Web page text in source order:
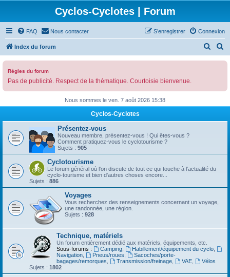
Cyclos-Cyclotes | Forum
FAQ Nous contacter Connexion
S’enregistrer
Index du forum
r
c
r
r
c
r
Règles du forum
Pas de publicité. Respect de la thématique. Courtoisie bienvenue.
Nous sommes le ven. 7 août 2026 15:38
Cyclos-Cyclotes
Présentez-vous
Nouveau membre, présentez-vous ! Qui êtes-vous ?
Comment pratiquez-vous le cyclotourisme ?
Sujets : 905
Cyclotourisme
Le forum général où l'on discute de tout ce qui touche à l'actualité du
cyclo-tourisme et bien d'autres choses encore...
Sujets : 886
Voyages
Vous recherchez des renseignements concernant un voyage,
une randonnée, une région.
Sujets : 928
Technique, matériels
Un forum entièrement dédié aux matériels, équipements, etc.
Sous-forums :
Camping, Habillement/équipement du cyclo,
Navigation
Pneus/roues
Sacoches/porte-
bagages/remorques
Transmission/freinage, VAE,
Vélos
Sujets : 1802